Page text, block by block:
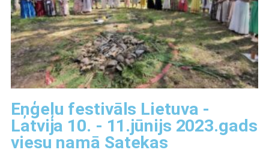
Eņģeļu festivāls Lietuva -
Latvija 10. - 11.jūnijs 2023.gads
viesu namā Satekas